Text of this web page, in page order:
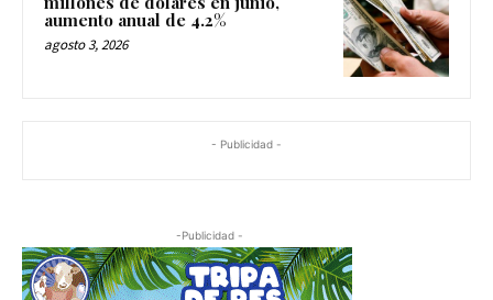
aumento anual de 4.2%
agosto 3, 2026
- Publicidad -
-Publicidad -